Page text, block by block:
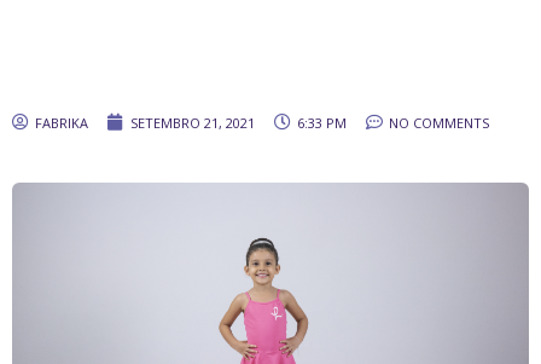
FABRIKA SETEMBRO 21, 2021 6:33 PM NO COMMENTS